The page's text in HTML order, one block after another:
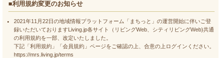
■利用規約変更のお知らせ
2021年11月22日の地域情報プラットフォーム「まちっと」の運営開始に伴いご登
録いただいておりますLiving.jp各サイト（リビングWeb、シティリビングWeb)共通
の利用規約を一部、改定いたしました。
下記「利用規約」「会員規約」ページをご確認の上、合意の上ログインください。
https://mrs.living.jp/terms